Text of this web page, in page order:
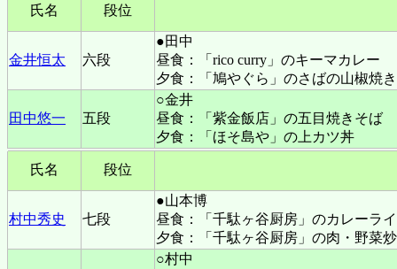
氏名 段位
金井恒太 六段
●田中
昼食：「rico curry」のキーマカレー
夕食：「鳩やぐら」のさばの山椒焼
田中悠一 五段
○金井
昼食：「紫金飯店」の五目焼きそば
夕食：「ほそ島や」の上カツ丼
氏名 段位
村中秀史 七段
●山本博
昼食：「千駄ヶ谷厨房」のカレーラ
夕食：「千駄ヶ谷厨房」の肉・野菜
○村中